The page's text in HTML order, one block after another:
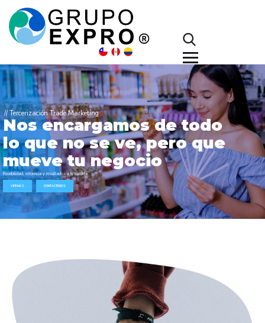
Nos encargamos de todo
lo que no se ve, pero que
mueve tu negocio
Flexibilidad, eficiencia y resultados a tu medida.
// Tercerización Trade Marketing
CONTÁCTENOS
VER MÁS